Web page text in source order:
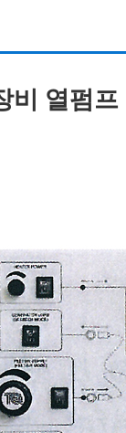
비 열펌